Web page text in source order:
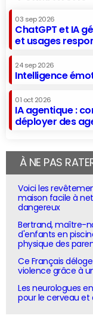
03 sep 2026
ChatGPT et IA
et usages
24 sep 2026
Intelligence
01 oct 2026
IA agentique :
déployer des
À NE PAS
Voici les
maison facile à
dangereux
Bertrand, maître-
d'enfants en
physique des
Ce Français
violence grâce à
Les neurologues
pour le cerveau et